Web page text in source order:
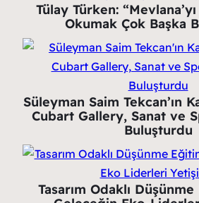
Tülay Türken:
Okumak Çok Başka
Süleyman Saim Tekcan’ın
Cubart Gallery, Sanat ve
Buluşturdu
Tasarım Odaklı